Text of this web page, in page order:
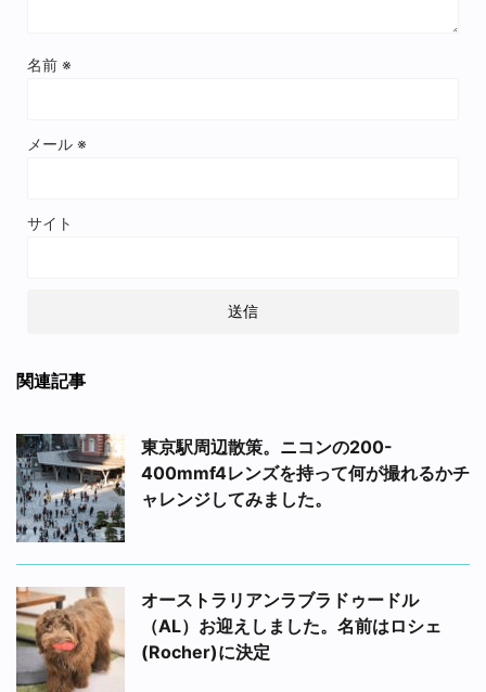
名前 ※
メール ※
サイト
関連記事
東京駅周辺散策。ニコンの200-
400mmf4レンズを持って何が撮れるかチ
ャレンジしてみました。
オーストラリアンラブラドゥードル
（AL）お迎えしました。名前はロシェ
(Rocher)に決定